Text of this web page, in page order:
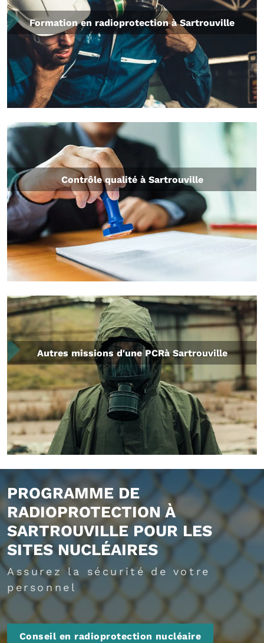
Formation en radioprotection à Sartrouville
Contrôle qualité à Sartrouville
Autres missions d'une PCRà Sartrouville
PROGRAMME DE
RADIOPROTECTION À
SARTROUVILLE POUR LES
SITES NUCLÉAIRES
Assurez la sécurité de votre
personnel
Conseil en radioprotection nucléaire